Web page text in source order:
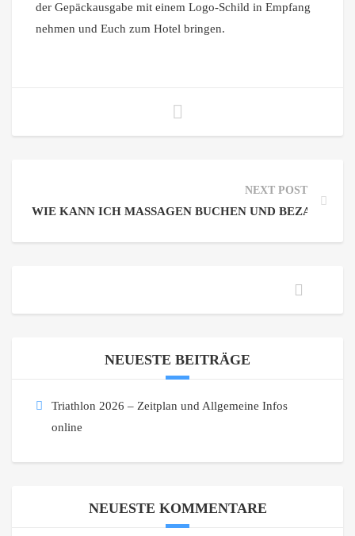
der Gepäckausgabe mit einem Logo-Schild in Empfang
nehmen und Euch zum Hotel bringen.
NEXT POST
WIE KANN ICH MASSAGEN BUCHEN UND BEZAHLEN?
NEUESTE BEITRÄGE
Triathlon 2026 – Zeitplan und Allgemeine Infos
online
NEUESTE KOMMENTARE